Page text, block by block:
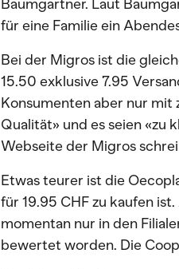
Baumgartner. Laut
für eine Familie ein
Bei der Migros ist die
15.50 exklusive 7.95
Konsumenten aber nur mit
Qualität» und es seien «zu
Webseite der Migros
Etwas teurer ist die
für 19.95 CHF zu kaufen
momentan nur in den
bewertet worden. Die